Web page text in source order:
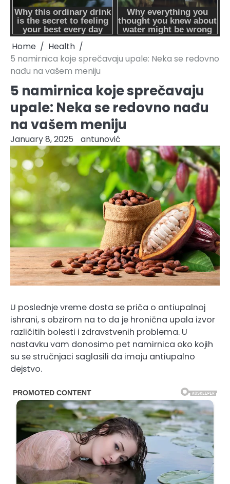
Home
Health
5 namirnica koje sprečavaju upale: Neka se redovno
nađu na vašem meniju
5 namirnica koje sprečavaju
upale: Neka se redovno nađu
na vašem meniju
January 8, 2025 antunović
U poslednje vreme dosta se priča o antiupalnoj
ishrani, s obzirom na to da je hronična upala izvor
različitih bolesti i zdravstvenih problema. U
nastavku vam donosimo pet namirnica oko kojih
su se stručnjaci saglasili da imaju antiupalno
dejstvo.